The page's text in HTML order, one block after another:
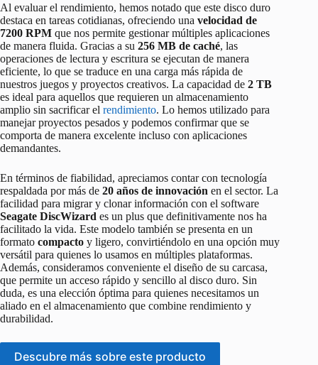
Al evaluar el rendimiento, hemos notado que este disco duro
destaca en tareas cotidianas, ofreciendo una velocidad de
7200 RPM que nos permite gestionar múltiples aplicaciones
de manera fluida. Gracias a su 256 MB de caché, las
operaciones de lectura y escritura se ejecutan de manera
eficiente, lo que se traduce en una carga más rápida de
nuestros juegos y proyectos creativos. La capacidad de 2 TB
es ideal para aquellos que requieren un almacenamiento
amplio sin sacrificar el rendimiento. Lo hemos utilizado para
manejar proyectos pesados y podemos confirmar que se
comporta de manera excelente incluso con aplicaciones
demandantes.
En términos de fiabilidad, apreciamos contar con tecnología
respaldada por más de 20 años de innovación en el sector. La
facilidad para migrar y clonar información con el software
Seagate DiscWizard es un plus que definitivamente nos ha
facilitado la vida. Este modelo también se presenta en un
formato compacto y ligero, convirtiéndolo en una opción muy
versátil para quienes lo usamos en múltiples plataformas.
Además, consideramos conveniente el diseño de su carcasa,
que permite un acceso rápido y sencillo al disco duro. Sin
duda, es una elección óptima para quienes necesitamos un
aliado en el almacenamiento que combine rendimiento y
durabilidad.
Descubre más sobre este producto